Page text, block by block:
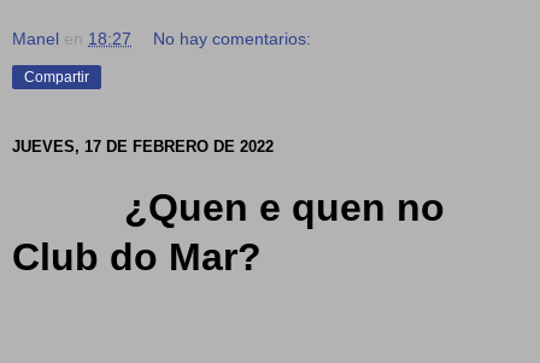
Manel en 18:27 No hay comentarios:
Compartir
JUEVES, 17 DE FEBRERO DE 2022
¿Quen e quen no
Club do Mar?